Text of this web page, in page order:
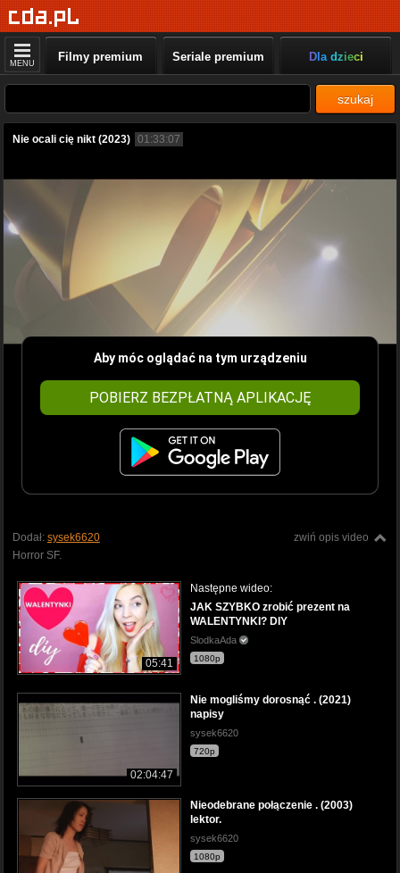
MENU Filmy premium Seriale premium Dla dzieci
szukaj
Nie ocali cię nikt (2023) 01:33:07
Aby móc oglądać na tym urządzeniu
POBIERZ BEZPŁATNĄ APLIKACJĘ
zwiń opis video
Dodał: sysek6620
Horror SF.
05:41
Następne wideo:
JAK SZYBKO zrobić prezent na
WALENTYNKI? DIY
SlodkaAda
1080p
02:04:47
Nie mogliśmy dorosnąć . (2021)
napisy
sysek6620
720p
Nieodebrane połączenie . (2003)
lektor.
sysek6620
1080p